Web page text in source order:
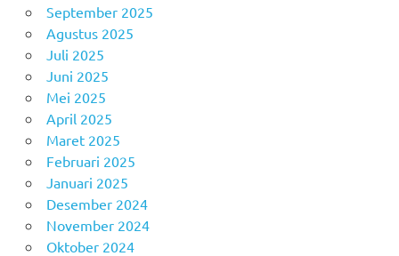
September 2025
Agustus 2025
Juli 2025
Juni 2025
Mei 2025
April 2025
Maret 2025
Februari 2025
Januari 2025
Desember 2024
November 2024
Oktober 2024